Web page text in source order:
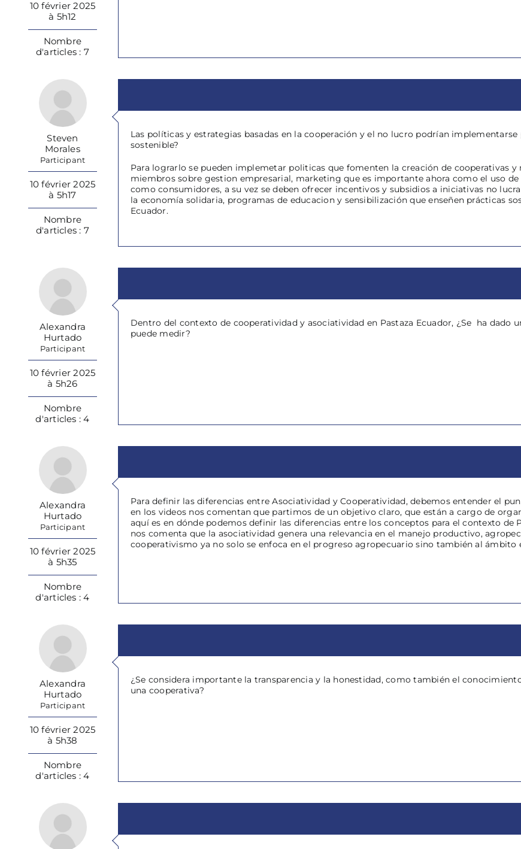
10 février 2025
à 5h12
Nombre
d'articles : 7
Steven
Morales
Participant
10 février 2025
à 5h17
Nombre
d'articles : 7
Las políticas y estrategias basadas en la cooperación y el no lucro podrían
sostenible?
Para lograrlo se pueden implemetar politicas que fomenten la creación de cooperativas
miembros sobre gestion empresarial, marketing que es importante ahora como el uso
como consumidores, a su vez se deben ofrecer incentivos y subsidios a iniciativas no
la economía solidaria, programas de educacion y sensibilización que enseñen prácticas
Ecuador.
Alexandra
Hurtado
Participant
10 février 2025
à 5h26
Nombre
d'articles : 4
Dentro del contexto de cooperatividad y asociatividad en Pastaza Ecuador, ¿Se ha dado
puede medir?
Alexandra
Hurtado
Participant
10 février 2025
à 5h35
Nombre
d'articles : 4
Para definir las diferencias entre Asociatividad y Cooperatividad, debemos entender el
en los videos nos comentan que partimos de un objetivo claro, que están a cargo de
aquí es en dónde podemos definir las diferencias entre los conceptos para el contexto de
nos comenta que la asociatividad genera una relevancia en el manejo productivo,
cooperativismo ya no solo se enfoca en el progreso agropecuario sino también al
Alexandra
Hurtado
Participant
10 février 2025
à 5h38
Nombre
d'articles : 4
¿Se considera importante la transparencia y la honestidad, como también el
una cooperativa?